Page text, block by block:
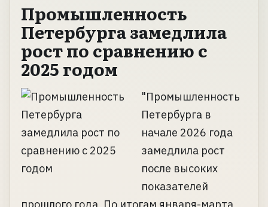
Промышленность
Петербурга замедлила
рост по сравнению с
2025 годом
"Промышленность
Петербурга в
начале 2026 года
замедлила рост
после высоких
показателей